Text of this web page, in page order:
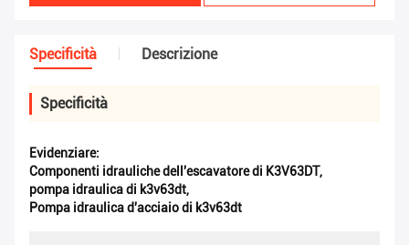
Specificità Descrizione
Specificità
Evidenziare:
Componenti idrauliche dell'escavatore di K3V63DT,
pompa idraulica di k3v63dt,
Pompa idraulica d'acciaio di k3v63dt